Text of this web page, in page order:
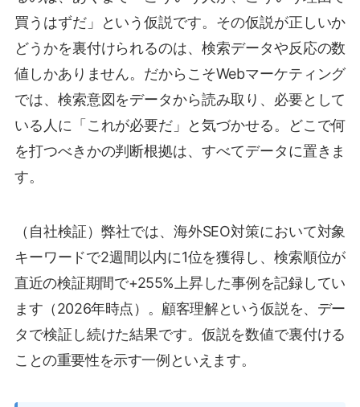
買うはずだ」という仮説です。その仮説が正しいか
どうかを裏付けられるのは、検索データや反応の数
値しかありません。だからこそWebマーケティング
では、検索意図をデータから読み取り、必要として
いる人に「これが必要だ」と気づかせる。どこで何
を打つべきかの判断根拠は、すべてデータに置きま
す。
（自社検証）弊社では、海外SEO対策において対象
キーワードで2週間以内に1位を獲得し、検索順位が
直近の検証期間で+255%上昇した事例を記録してい
ます（2026年時点）。顧客理解という仮説を、デー
タで検証し続けた結果です。仮説を数値で裏付ける
ことの重要性を示す一例といえます。